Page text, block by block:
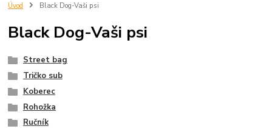
Úvod Black Dog-Vaši psi
Black Dog-Vaši psi
Street bag
Tričko sub
Koberec
Rohožka
Ručník